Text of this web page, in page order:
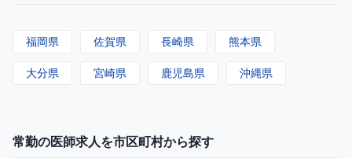
福岡県 佐賀県 長崎県 熊本県
大分県 宮崎県 鹿児島県 沖縄県
常勤の医師求人を市区町村から探す